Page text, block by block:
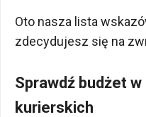
Oto nasza lista
zdecydujesz się na
Sprawdź budżet
kurierskich